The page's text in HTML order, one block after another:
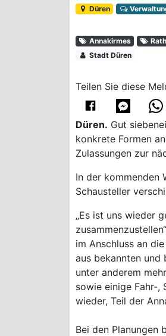
Düren
Annakirmes
Stadt Düren
Teilen Sie diese
Düren. Gut
konkrete Formen
Zulassungen zur
In der kommenden
Schausteller
„Es ist uns wieder
im Anschluss an
aus bekannten und
unter anderem
sowie einige Fahr-,
wieder, Teil der
Bei den Planungen